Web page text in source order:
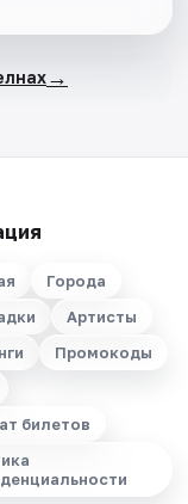
→
Города
Артисты
Промокоды
билетов